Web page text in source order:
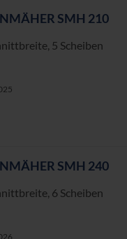
SMH 210
5 Schei­ben
SMH 240
6 Schei­ben